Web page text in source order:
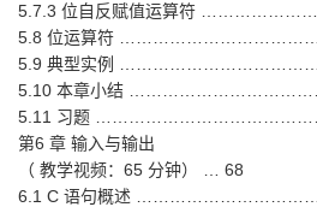
5.7.3 位自反赋值运算符
5.8 位运算符
5.9 典型实例
5.10 本章小结
5.11 习题
第6 章 输入与输出
（ 教学视频：65 分钟） … 68
6.1 C 语句概述